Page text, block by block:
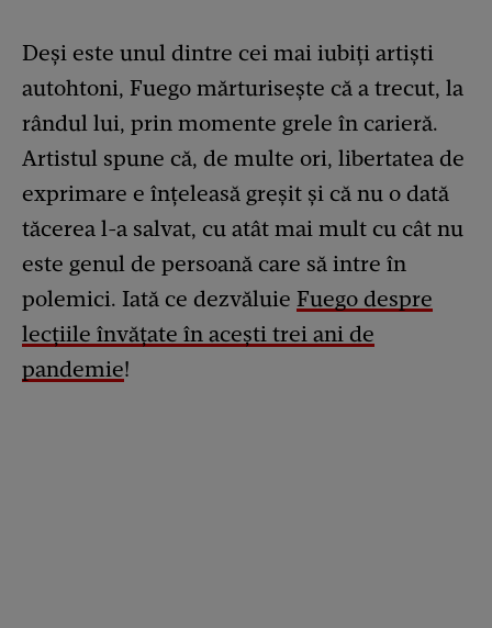
Deși este unul dintre cei mai iubiți artiști
autohtoni, Fuego mărturisește că a trecut, la
rândul lui, prin momente grele în carieră.
Artistul spune că, de multe ori, libertatea de
exprimare e înțeleasă greșit și că nu o dată
tăcerea l-a salvat, cu atât mai mult cu cât nu
este genul de persoană care să intre în
polemici. Iată ce dezvăluie Fuego despre
lecțiile învățate în acești trei ani de
pandemie!